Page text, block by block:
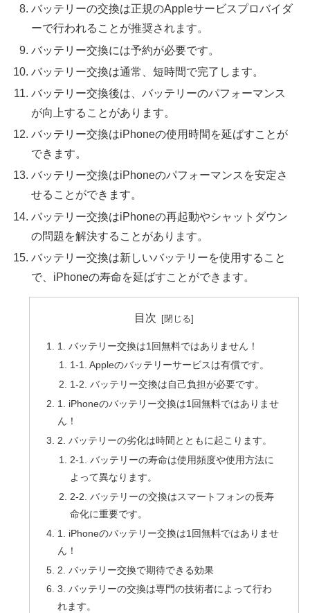
バッテリーの交換は正規のAppleサービスプロバイダ
ーで行われることが推奨されます。
バッテリー交換には予約が必要です。
バッテリー交換は通常、短時間で完了します。
バッテリー交換後は、バッテリーのパフォーマンス
が向上することがあります。
バッテリー交換はiPhoneの使用時間を延ばすことが
できます。
バッテリー交換はiPhoneのパフォーマンスを安定さ
せることができます。
バッテリー交換はiPhoneの再起動やシャットダウン
の問題を解決することがあります。
バッテリー交換は新しいバッテリーを使用すること
で、iPhoneの寿命を延ばすことができます。
目次
1. バッテリー交換は1回無料ではありません！
1-1. Appleのバッテリーサービスは有償です。
1-2. バッテリー交換は自己負担が必要です。
1. iPhoneのバッテリー交換は1回無料ではありませ
ん！
2. バッテリーの劣化は時間とともに起こります。
2-1. バッテリーの寿命は使用頻度や使用方法に
よって異なります。
2-2. バッテリーの交換はスマートフォンの長寿
命化に重要です。
1. iPhoneのバッテリー交換は1回無料ではありませ
ん！
2. バッテリー交換で期待できる効果
3. バッテリーの交換は専門の技術者によって行わ
れます。